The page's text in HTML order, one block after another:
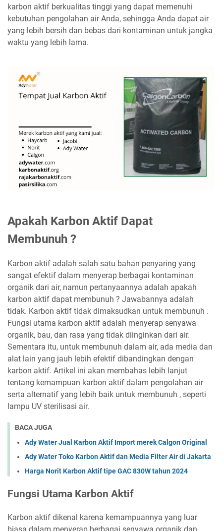
karbon aktif berkualitas tinggi yang dapat memenuhi
kebutuhan pengolahan air Anda, sehingga Anda dapat air
yang lebih bersih dan bebas dari kontaminan untuk jangka
waktu yang lebih lama.
Apakah Karbon Aktif Dapat
Membunuh ?
Karbon aktif adalah salah satu bahan penyaring yang
sangat efektif dalam menyerap berbagai kontaminan
organik dari air, namun pertanyaannya adalah apakah
karbon aktif dapat membunuh ? Jawabannya adalah
tidak. Karbon aktif tidak dimaksudkan untuk membunuh .
Fungsi utama karbon aktif adalah menyerap senyawa
organik, bau, dan rasa yang tidak diinginkan dari air.
Sementara itu, untuk membunuh dalam air, ada media dan
alat lain yang jauh lebih efektif dibandingkan dengan
karbon aktif. Artikel ini akan membahas lebih lanjut
tentang kemampuan karbon aktif dalam pengolahan air
serta alternatif yang lebih baik untuk membunuh , seperti
lampu UV sterilisasi air.
BACA JUGA
Ady Water Jual Karbon Aktif Import merek Calgon Original
Ady Water Toko Karbon Aktif dan Media Filter Air di Jakarta
Harga Norit Karbon Aktif tipe GAC 830W tahun 2024
Fungsi Utama Karbon Aktif
Karbon aktif dikenal karena kemampuannya yang luar